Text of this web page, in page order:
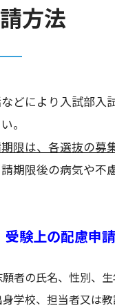
方法
どにより入試部入
。
限は、各選抜の募
期限後の病気や不
受験上の配慮申
願者の氏名、性別、
身学校、担当者又は